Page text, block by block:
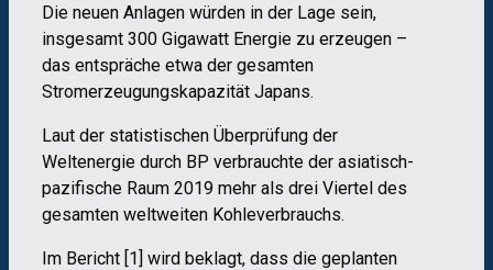
Die neuen Anlagen würden in der Lage sein,
insgesamt 300 Gigawatt Energie zu erzeugen –
das entspräche etwa der gesamten
Stromerzeugungskapazität Japans.
Laut der statistischen Überprüfung der
Weltenergie durch BP verbrauchte der asiatisch-
pazifische Raum 2019 mehr als drei Viertel des
gesamten weltweiten Kohleverbrauchs.
Im Bericht [1] wird beklagt, dass die geplanten